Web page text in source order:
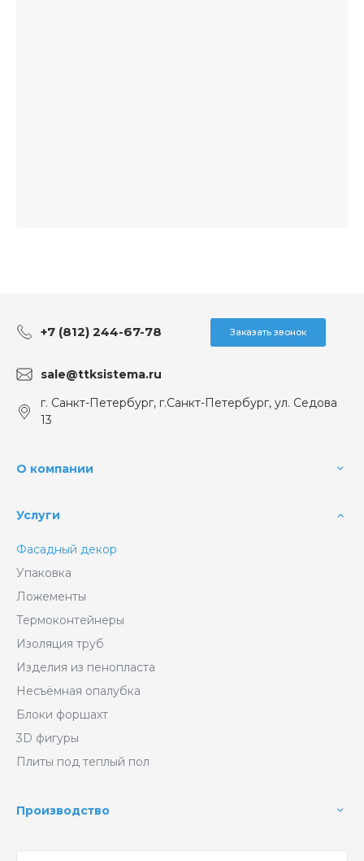
+7 (812) 244-67-78 Заказать звонок
sale@ttksistema.ru
г. Санкт-Петербург, г.Санкт-Петербург, ул. Седова
13
О компании
Услуги
Фасадный декор
Упаковка
Ложементы
Термоконтейнеры
Изоляция труб
Изделия из пенопласта
Несъёмная опалубка
Блоки форшахт
3D фигуры
Плиты под теплый пол
Производство